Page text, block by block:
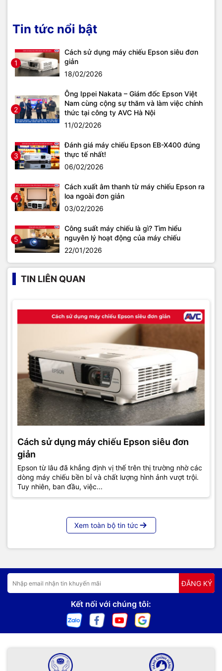
Tin tức nổi bật
1
Cách sử dụng máy chiếu Epson siêu đơn
giản
18/02/2026
2
Ông Ippei Nakata – Giám đốc Epson Việt
Nam cùng cộng sự thăm và làm việc chính
thức tại công ty AVC Hà Nội
11/02/2026
3
Đánh giá máy chiếu Epson EB-X400 đúng
thực tế nhất!
06/02/2026
4
Cách xuất âm thanh từ máy chiếu Epson ra
loa ngoài đơn giản
03/02/2026
5
Công suất máy chiếu là gì? Tìm hiểu
nguyên lý hoạt động của máy chiếu
22/01/2026
TIN LIÊN QUAN
Cách sử dụng máy chiếu Epson siêu đơn
giản
Epson từ lâu đã khẳng định vị thế trên thị trường nhờ các
dòng máy chiếu bền bỉ và chất lượng hình ảnh vượt trội.
Tuy nhiên, ban đầu, việc...
Xem toàn bộ tin tức
ĐĂNG KÝ
Kết nối với chúng tôi: